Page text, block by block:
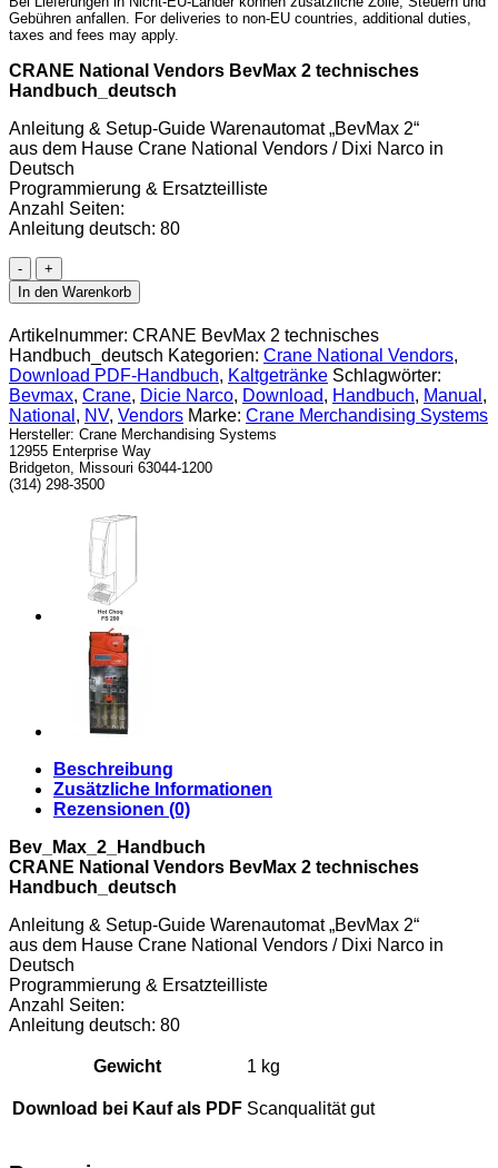
Gebühren anfallen. For deliveries to non-EU countries, additional duties,
taxes and fees may apply.
CRANE National Vendors BevMax 2 technisches
Handbuch_deutsch
Anleitung & Setup-Guide Warenautomat „BevMax 2“
aus dem Hause Crane National Vendors / Dixi Narco in
Deutsch
Programmierung & Ersatzteilliste
Anzahl Seiten:
Anleitung deutsch: 80
Crane
Bev_Max_2_Handbuch
[Digital]
Menge
In den Warenkorb
Artikelnummer: CRANE BevMax 2 technisches
Handbuch_deutsch Kategorien: Crane National Vendors,
Download PDF-Handbuch, Kaltgetränke Schlagwörter:
Bevmax, Crane, Dicie Narco, Download, Handbuch, Manual ,
National , NV, Vendors Marke: Crane Merchandising Systems
Hersteller: Crane Merchandising Systems
12955 Enterprise Way
Bridgeton, Missouri 63044-1200
(314) 298-3500
Beschreibung
Zusätzliche Informationen
Rezensionen (0)
Bev_Max_2_Handbuch
CRANE National Vendors BevMax 2 technisches
Handbuch_deutsch
Anleitung & Setup-Guide Warenautomat „BevMax 2“
aus dem Hause Crane National Vendors / Dixi Narco in
Deutsch
Programmierung & Ersatzteilliste
Anzahl Seiten:
Anleitung deutsch: 80
Gewicht 1 kg
Download bei Kauf als PDF Scanqualität gut